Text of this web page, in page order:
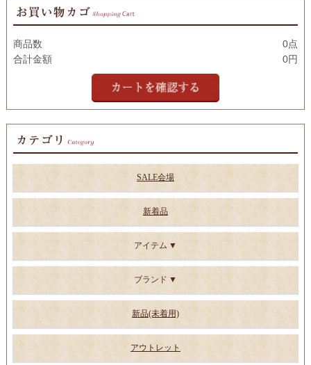
商品数
0点
合計金額
0円
SALE会場
新着品
アイテム
ブランド
新品(未着用)
アウトレット